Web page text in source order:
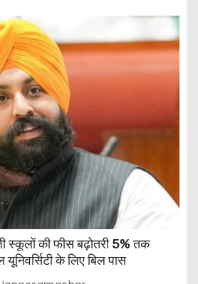
स्कूलों की फीस बढ़ोतरी 5% तक
के लिए बिल पास